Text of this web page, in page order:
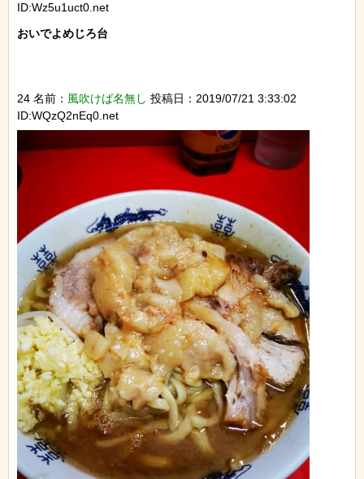
ID:Wz5u1uct0.net
おいでよめじろ台
24 名前： 風吹けば名無し 投稿日：2019/07/21 3:33:02
ID:WQzQ2nEq0.net